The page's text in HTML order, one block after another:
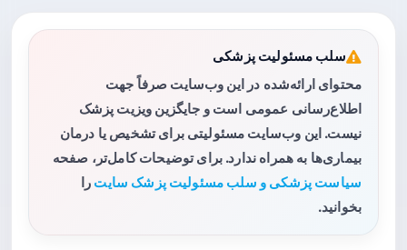
سلب مسئولیت پزشکی
محتوای ارائه‌شده در این وب‌سایت صرفاً جهت
اطلاع‌رسانی عمومی است و جایگزین ویزیت پزشک
نیست. این وب‌سایت مسئولیتی برای تشخیص یا درمان
بیماری‌ها به همراه ندارد. برای توضیحات کامل‌تر، صفحه
سیاست پزشکی و سلب مسئولیت پزشک سایت را
بخوانید.